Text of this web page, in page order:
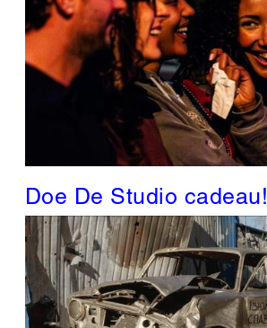
Doe De Studio cadeau!